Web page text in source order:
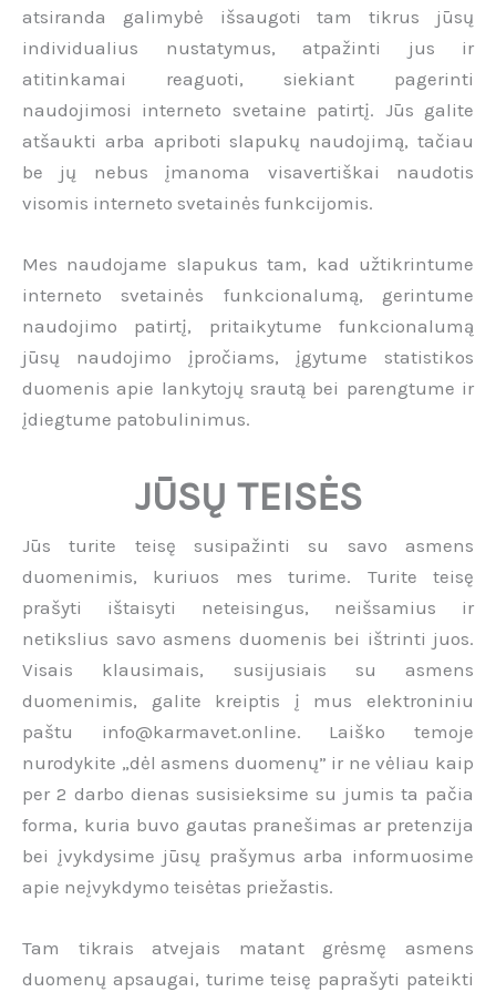
atsiranda galimybė išsaugoti tam tikrus jūsų
individualius nustatymus, atpažinti jus ir
atitinkamai reaguoti, siekiant pagerinti
naudojimosi interneto svetaine patirtį. Jūs galite
atšaukti arba apriboti slapukų naudojimą, tačiau
be jų nebus įmanoma visavertiškai naudotis
visomis interneto svetainės funkcijomis.
Mes naudojame slapukus tam, kad užtikrintume
interneto svetainės funkcionalumą, gerintume
naudojimo patirtį, pritaikytume funkcionalumą
jūsų naudojimo įpročiams, įgytume statistikos
duomenis apie lankytojų srautą bei parengtume ir
įdiegtume patobulinimus.
JŪSŲ TEISĖS
Jūs turite teisę susipažinti su savo asmens
duomenimis, kuriuos mes turime. Turite teisę
prašyti ištaisyti neteisingus, neišsamius ir
netikslius savo asmens duomenis bei ištrinti juos.
Visais klausimais, susijusiais su asmens
duomenimis, galite kreiptis į mus elektroniniu
paštu info@karmavet.online. Laiško temoje
nurodykite „dėl asmens duomenų” ir ne vėliau kaip
per 2 darbo dienas susisieksime su jumis ta pačia
forma, kuria buvo gautas pranešimas ar pretenzija
bei įvykdysime jūsų prašymus arba informuosime
apie neįvykdymo teisėtas priežastis.
Tam tikrais atvejais matant grėsmę asmens
duomenų apsaugai, turime teisę paprašyti pateikti